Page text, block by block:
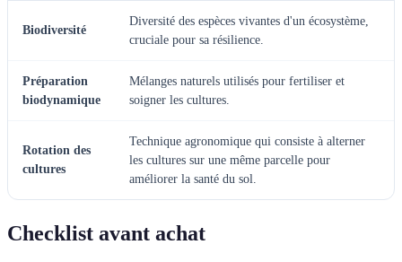
Biodiversité
Diversité des espèces vivantes d'un écosystème,
cruciale pour sa résilience.
Préparation
biodynamique
Mélanges naturels utilisés pour fertiliser et
soigner les cultures.
Rotation des
cultures
Technique agronomique qui consiste à alterner
les cultures sur une même parcelle pour
améliorer la santé du sol.
Checklist avant achat